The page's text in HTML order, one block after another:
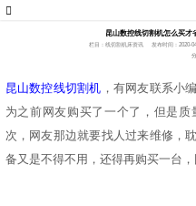
昆山数控线切割机怎么买
栏目：线切割机床资讯 发布时间：2020-
昆山数控线切割机 ，有网友联系小
为之前网友购买了一个了，但是
次，网友那边就要找人过来维修，
备又是不得不用，还得再购买一台，